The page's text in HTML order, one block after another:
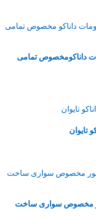
داناکومخصوص تمامی
تایوان
مخصوص سواری ساخت